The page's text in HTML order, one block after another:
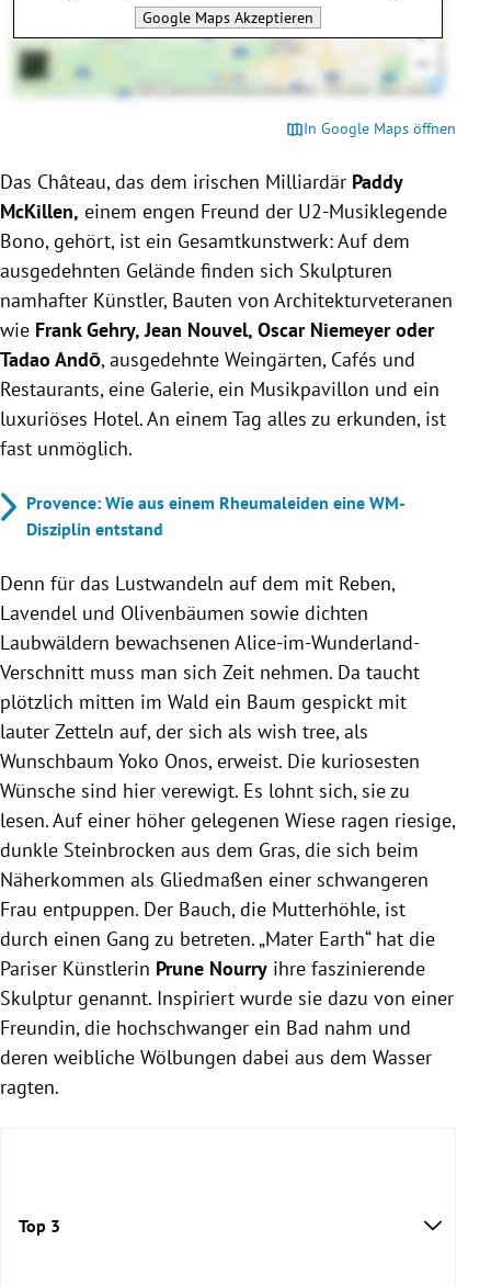
In Google Maps öffnen
Google Maps Akzeptieren
Das Château, das dem irischen Milliardär Paddy
McKillen, einem engen Freund der U2-Musiklegende
Bono, gehört, ist ein Gesamtkunstwerk: Auf dem
ausgedehnten Gelände finden sich Skulpturen
namhafter Künstler, Bauten von Architekturveteranen
wie Frank Gehry, Jean Nouvel, Oscar Niemeyer oder
Tadao Andō, ausgedehnte Weingärten, Cafés und
Restaurants, eine Galerie, ein Musikpavillon und ein
luxuriöses Hotel. An einem Tag alles zu erkunden, ist
fast unmöglich.
Provence: Wie aus einem Rheumaleiden eine WM-
Disziplin entstand
Denn für das Lustwandeln auf dem mit Reben,
Lavendel und Olivenbäumen sowie dichten
Laubwäldern bewachsenen Alice-im-Wunderland-
Verschnitt muss man sich Zeit nehmen. Da taucht
plötzlich mitten im Wald ein Baum gespickt mit
lauter Zetteln auf, der sich als wish tree, als
Wunschbaum Yoko Onos, erweist. Die kuriosesten
Wünsche sind hier verewigt. Es lohnt sich, sie zu
lesen. Auf einer höher gelegenen Wiese ragen riesige,
dunkle Steinbrocken aus dem Gras, die sich beim
Näherkommen als Gliedmaßen einer schwangeren
Frau entpuppen. Der Bauch, die Mutterhöhle, ist
durch einen Gang zu betreten. „Mater Earth“ hat die
Pariser Künstlerin Prune Nourry ihre faszinierende
Skulptur genannt. Inspiriert wurde sie dazu von einer
Freundin, die hochschwanger ein Bad nahm und
deren weibliche Wölbungen dabei aus dem Wasser
ragten.
Top 3